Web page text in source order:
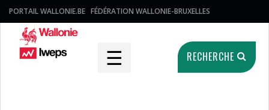
PORTAIL WALLONIE.BE FÉDÉRATION WALLONIE-BRUXELLES
☰ RECHERCHE